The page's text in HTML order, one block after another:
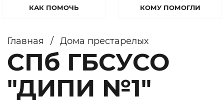
КАК ПОМОЧЬ КОМУ ПОМОГЛИ
Главная / Дома престарелых
СПб ГБСУСО
"ДИПИ №1"